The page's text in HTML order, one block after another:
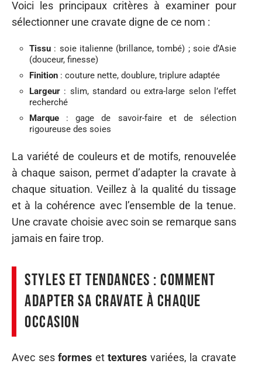
Voici les principaux critères à examiner pour
sélectionner une cravate digne de ce nom :
Tissu : soie italienne (brillance, tombé) ; soie d’Asie
(douceur, finesse)
Finition : couture nette, doublure, triplure adaptée
Largeur : slim, standard ou extra-large selon l’effet
recherché
Marque : gage de savoir-faire et de sélection
rigoureuse des soies
La variété de couleurs et de motifs, renouvelée
à chaque saison, permet d’adapter la cravate à
chaque situation. Veillez à la qualité du tissage
et à la cohérence avec l’ensemble de la tenue.
Une cravate choisie avec soin se remarque sans
jamais en faire trop.
Styles et tendances : comment
adapter sa cravate à chaque
occasion
Avec sesformes ettextures variées, la cravate